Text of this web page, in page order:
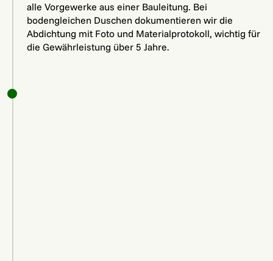
alle Vorgewerke aus einer Bauleitung. Bei
bodengleichen Duschen dokumentieren wir die
Abdichtung mit Foto und Materialprotokoll, wichtig für
die Gewährleistung über 5 Jahre.